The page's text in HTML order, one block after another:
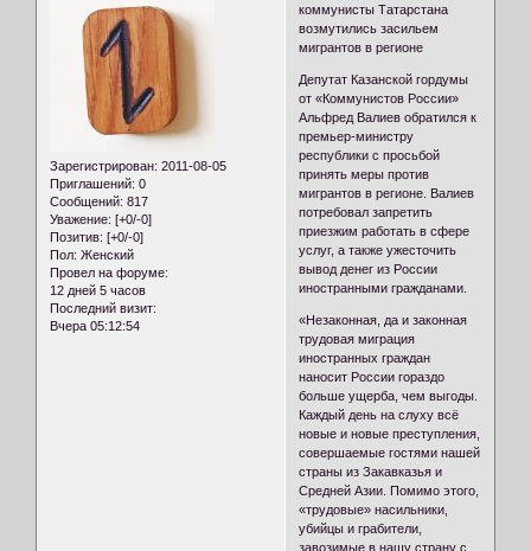
Зарегистрирован: 2011-08-05
Приглашений: 0
Сообщений: 817
Уважение: [+0/-0]
Позитив: [+0/-0]
Пол: Женский
Провел на форуме:
12 дней 5 часов
Последний визит:
Вчера 05:12:54
коммунисты Татарстана
возмутились засильем
мигрантов в регионе
Депутат Казанской гордумы
от «Коммунистов России»
Альфред Валиев обратился к
премьер-министру
республики с просьбой
принять меры против
мигрантов в регионе. Валиев
потребовал запретить
приезжим работать в сфере
услуг, а также ужесточить
вывод денег из России
иностранными гражданами.
«Незаконная, да и законная
трудовая миграция
иностранных граждан
наносит России гораздо
больше ущерба, чем выгоды.
Каждый день на слуху всё
новые и новые преступления,
совершаемые гостями нашей
страны из Закавказья и
Средней Азии. Помимо этого,
«трудовые» насильники,
убийцы и грабители,
завозимые в нашу страну с